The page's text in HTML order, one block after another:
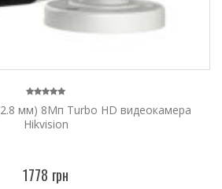
мм) 8Мп Turbo HD видеокамера
Hikvision
1778 грн